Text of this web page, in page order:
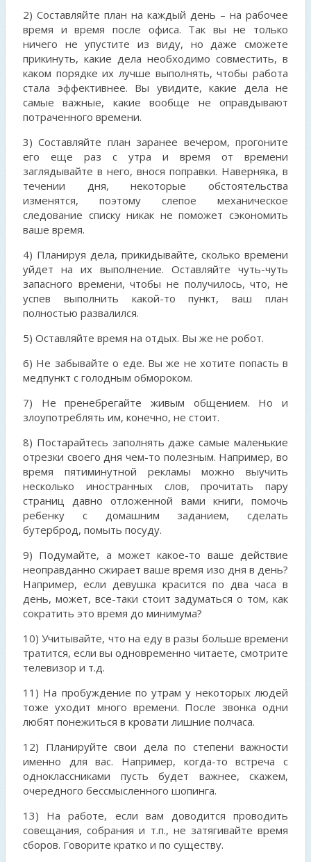
2) Составляйте план на каждый день – на рабочее
время и время после офиса. Так вы не только
ничего не упустите из виду, но даже сможете
прикинуть, какие дела необходимо совместить, в
каком порядке их лучше выполнять, чтобы работа
стала эффективнее. Вы увидите, какие дела не
самые важные, какие вообще не оправдывают
потраченного времени.
3) Составляйте план заранее вечером, прогоните
его еще раз с утра и время от времени
заглядывайте в него, внося поправки. Наверняка, в
течении дня, некоторые обстоятельства
изменятся, поэтому слепое механическое
следование списку никак не поможет сэкономить
ваше время.
4) Планируя дела, прикидывайте, сколько времени
уйдет на их выполнение. Оставляйте чуть-чуть
запасного времени, чтобы не получилось, что, не
успев выполнить какой-то пункт, ваш план
полностью развалился.
5) Оставляйте время на отдых. Вы же не робот.
6) Не забывайте о еде. Вы же не хотите попасть в
медпункт с голодным обмороком.
7) Не пренебрегайте живым общением. Но и
злоупотреблять им, конечно, не стоит.
8) Постарайтесь заполнять даже самые маленькие
отрезки своего дня чем-то полезным. Например, во
время пятиминутной рекламы можно выучить
несколько иностранных слов, прочитать пару
страниц давно отложенной вами книги, помочь
ребенку с домашним заданием, сделать
бутерброд, помыть посуду.
9) Подумайте, а может какое-то ваше действие
неоправданно сжирает ваше время изо дня в день?
Например, если девушка красится по два часа в
день, может, все-таки стоит задуматься о том, как
сократить это время до минимума?
10) Учитывайте, что на еду в разы больше времени
тратится, если вы одновременно читаете, смотрите
телевизор и т.д.
11) На пробуждение по утрам у некоторых людей
тоже уходит много времени. После звонка одни
любят понежиться в кровати лишние полчаса.
12) Планируйте свои дела по степени важности
именно для вас. Например, когда-то встреча с
одноклассниками пусть будет важнее, скажем,
очередного бессмысленного шопинга.
13) На работе, если вам доводится проводить
совещания, собрания и т.п., не затягивайте время
сборов. Говорите кратко и по существу.